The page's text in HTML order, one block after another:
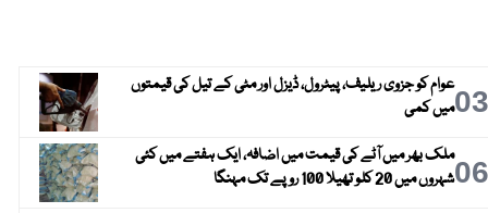
03عوام کو جزوی ریلیف، پیٹرول، ڈیزل اور مٹی کے تیل کی قیمتوں
میں کمی
06ملک بھر میں آٹے کی قیمت میں اضافہ، ایک ہفتے میں کئی
شہروں میں 20 کلو تھیلا 100 روپے تک مہنگا